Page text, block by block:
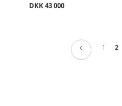
DKK 43 000
SideSide
ForrigeSide
1 2